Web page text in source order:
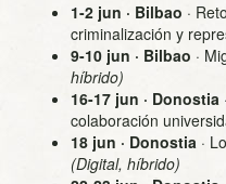
1-2 jun · Bilbao ·
criminalización y
9-10 jun · Bilbao ·
híbrido)
16-17 jun · Donostia ·
colaboración
18 jun · Donostia ·
(Digital, híbrido)